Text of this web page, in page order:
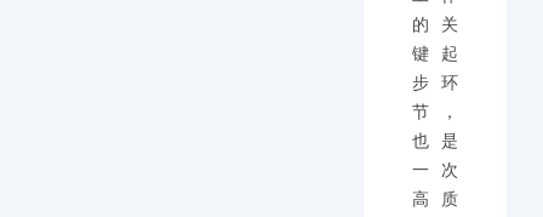
的关
键起
步环
节，
也是
一次
高质